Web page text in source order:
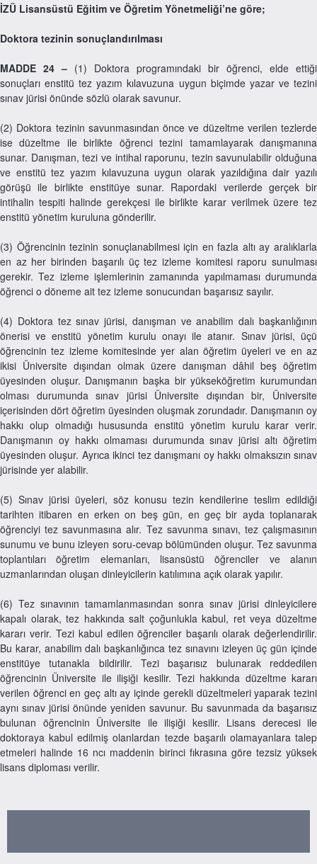
İZÜ Lisansüstü Eğitim ve Öğretim Yönetmeliği’ne göre;
Doktora tezinin sonuçlandırılması
MADDE 24 – (1) Doktora programındaki bir öğrenci, elde ettiği
sonuçları enstitü tez yazım kılavuzuna uygun biçimde yazar ve tezini
sınav jürisi önünde sözlü olarak savunur.
(2) Doktora tezinin savunmasından önce ve düzeltme verilen tezlerde
ise düzeltme ile birlikte öğrenci tezini tamamlayarak danışmanına
sunar. Danışman, tezi ve intihal raporunu, tezin savunulabilir olduğuna
ve enstitü tez yazım kılavuzuna uygun olarak yazıldığına dair yazılı
görüşü ile birlikte enstitüye sunar. Rapordaki verilerde gerçek bir
intihalin tespiti halinde gerekçesi ile birlikte karar verilmek üzere tez
enstitü yönetim kuruluna gönderilir.
(3) Öğrencinin tezinin sonuçlanabilmesi için en fazla altı ay aralıklarla
en az her birinden başarılı üç tez izleme komitesi raporu sunulması
gerekir. Tez izleme işlemlerinin zamanında yapılmaması durumunda
öğrenci o döneme ait tez izleme sonucundan başarısız sayılır.
(4) Doktora tez sınav jürisi, danışman ve anabilim dalı başkanlığının
önerisi ve enstitü yönetim kurulu onayı ile atanır. Sınav jürisi, üçü
öğrencinin tez izleme komitesinde yer alan öğretim üyeleri ve en az
ikisi Üniversite dışından olmak üzere danışman dâhil beş öğretim
üyesinden oluşur. Danışmanın başka bir yükseköğretim kurumundan
olması durumunda sınav jürisi Üniversite dışından bir, Üniversite
içerisinden dört öğretim üyesinden oluşmak zorundadır. Danışmanın oy
hakkı olup olmadığı hususunda enstitü yönetim kurulu karar verir.
Danışmanın oy hakkı olmaması durumunda sınav jürisi altı öğretim
üyesinden oluşur. Ayrıca ikinci tez danışmanı oy hakkı olmaksızın sınav
jürisinde yer alabilir.
(5) Sınav jürisi üyeleri, söz konusu tezin kendilerine teslim edildiği
tarihten itibaren en erken on beş gün, en geç bir ayda toplanarak
öğrenciyi tez savunmasına alır. Tez savunma sınavı, tez çalışmasının
sunumu ve bunu izleyen soru-cevap bölümünden oluşur. Tez savunma
toplantıları öğretim elemanları, lisansüstü öğrenciler ve alanın
uzmanlarından oluşan dinleyicilerin katılımına açık olarak yapılır.
(6) Tez sınavının tamamlanmasından sonra sınav jürisi dinleyicilere
kapalı olarak, tez hakkında salt çoğunlukla kabul, ret veya düzeltme
kararı verir. Tezi kabul edilen öğrenciler başarılı olarak değerlendirilir.
Bu karar, anabilim dalı başkanlığınca tez sınavını izleyen üç gün içinde
enstitüye tutanakla bildirilir. Tezi başarısız bulunarak reddedilen
öğrencinin Üniversite ile ilişiği kesilir. Tezi hakkında düzeltme kararı
verilen öğrenci en geç altı ay içinde gerekli düzeltmeleri yaparak tezini
aynı sınav jürisi önünde yeniden savunur. Bu savunmada da başarısız
bulunan öğrencinin Üniversite ile ilişiği kesilir. Lisans derecesi ile
doktoraya kabul edilmiş olanlardan tezde başarılı olamayanlara talep
etmeleri halinde 16 ncı maddenin birinci fıkrasına göre tezsiz yüksek
lisans diploması verilir.